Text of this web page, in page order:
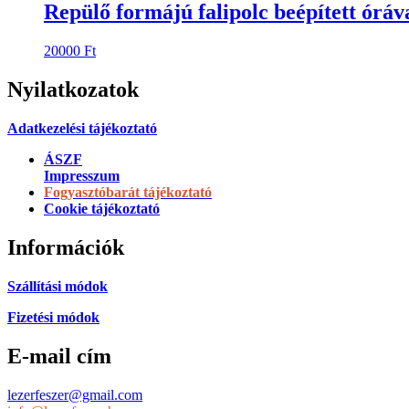
Követés
Követés